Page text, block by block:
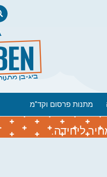
מתנות פרסום וקד"מ
ליחידה.